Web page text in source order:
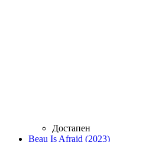
Достапен
Beau Is Afraid (2023)